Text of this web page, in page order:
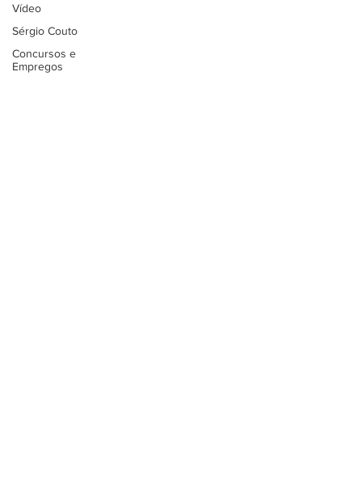
Vídeo
Sérgio Couto
Concursos e
Empregos